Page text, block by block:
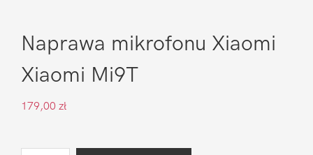
Naprawa mikrofonu Xiaomi
Xiaomi Mi9T
179,00 zł